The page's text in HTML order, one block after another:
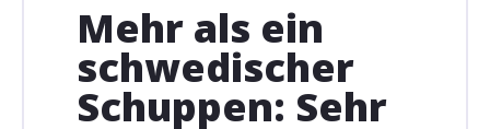
Mehr als ein
schwedischer
Schuppen: Sehr